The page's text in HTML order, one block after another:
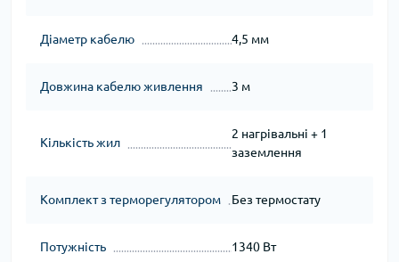
Діаметр кабелю 4,5 мм
Довжина кабелю живлення 3 м
Кількість жил
2 нагрівальні + 1
заземлення
Комплект з терморегулятором Без термостату
Потужність 1340 Вт